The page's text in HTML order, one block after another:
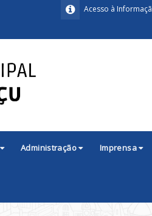
Acesso à
Administração Imprensa